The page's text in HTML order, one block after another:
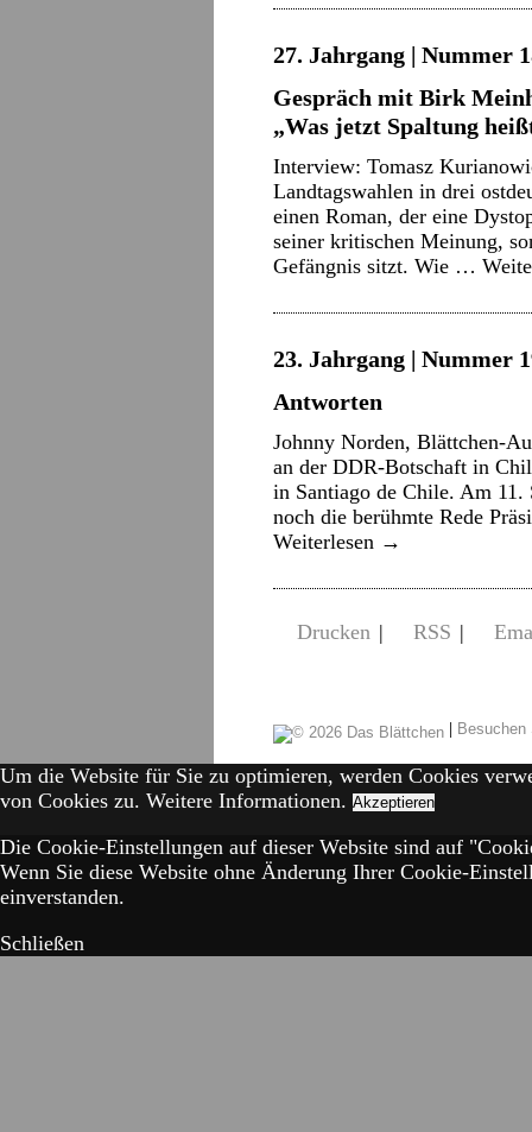
27. Jahrgang | Nummer
Gespräch mit Birk
„Was jetzt Spaltung
Interview: Tomasz
Landtagswahlen in drei
einen Roman, der eine
seiner kritischen Meinung,
Gefängnis sitzt. Wie …
23. Jahrgang | Nummer
Antworten
Johnny Norden, Blättchen-
an der DDR-Botschaft in
in Santiago de Chile. Am 11.
noch die berühmte Rede
Weiterlesen →
Drucken | RSS |
|
Um die Website für Sie zu optimieren, werden Cookies
von Cookies zu. Weitere Informationen. Akzeptieren
Die Cookie-Einstellungen auf dieser Website sind auf
Wenn Sie diese Website ohne Änderung Ihrer Cookie-
einverstanden.
Schließen